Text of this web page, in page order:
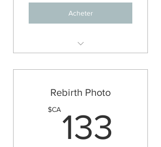
Acheter
visuelle
Rebirth Photo
$CA133